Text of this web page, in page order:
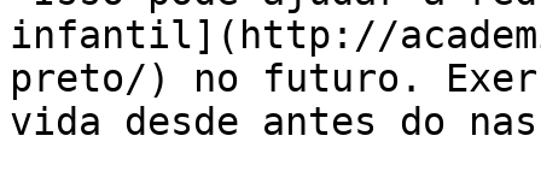
infantil](http://
preto/) no futuro.
vida desde antes do